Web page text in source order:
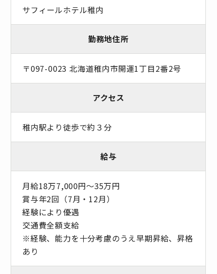
サフィールホテル稚内
勤務地住所
〒097-0023 北海道稚内市開運1丁目2番2号
アクセス
稚内駅より徒歩で約３分
給与
月給18万7,000円〜35万円
賞与年2回（7月・12月）
経験により優遇
交通費全額支給
※経験、能力を十分考慮のうえ早期昇給、昇格
あり